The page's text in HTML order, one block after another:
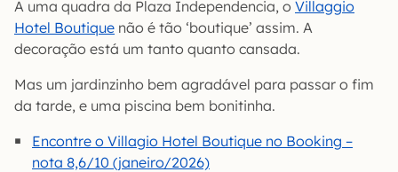
A uma quadra da Plaza Independencia, o Villaggio
Hotel Boutique não é tão ‘boutique’ assim. A
decoração está um tanto quanto cansada.
Mas um jardinzinho bem agradável para passar o fim
da tarde, e uma piscina bem bonitinha.
Encontre o Villagio Hotel Boutique no Booking –
nota 8,6/10 (janeiro/2026)